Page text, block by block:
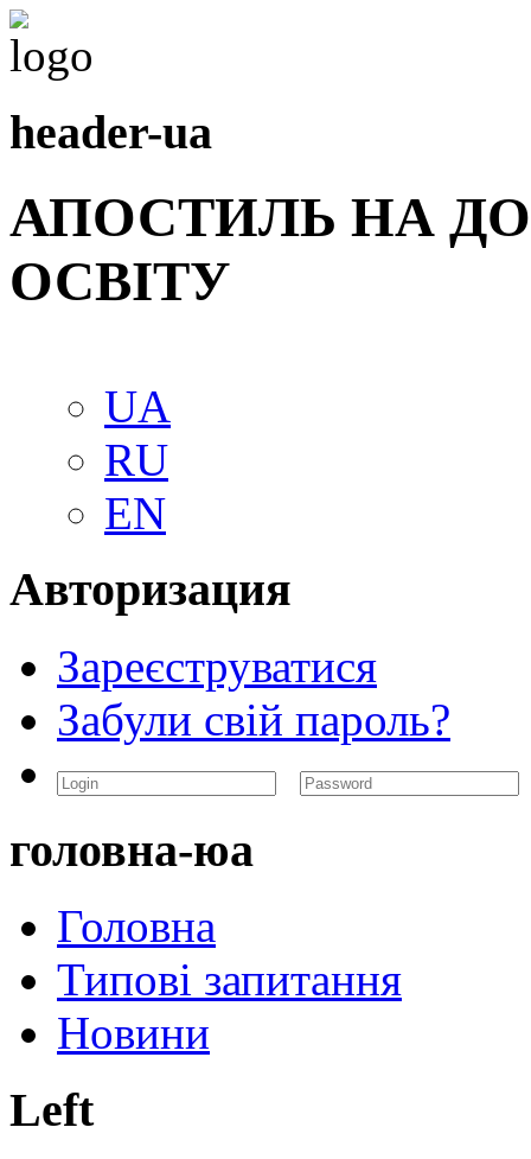
header-ua
АПОСТИЛЬ НА
ОСВIТУ
UA
RU
EN
Авторизация
Зареєструватися
Забули свій пароль?
головна-юа
Головна
Типові запитання
Новини
Left